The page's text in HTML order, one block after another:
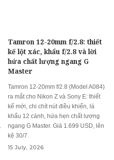
Tamron 12-20mm f/2.8: thiết
kế lột xác, khẩu f/2.8 và lời
hứa chất lượng ngang G
Master
Tamron 12-20mm f/2.8 (Model A084)
ra mắt cho Nikon Z và Sony E: thiết
kế mới, chi chít nút điều khiển, lá
khẩu 12 cánh, hứa hẹn chất lượng
ngang G Master. Giá 1.699 USD, lên
kệ 30/7.
15 July, 2026